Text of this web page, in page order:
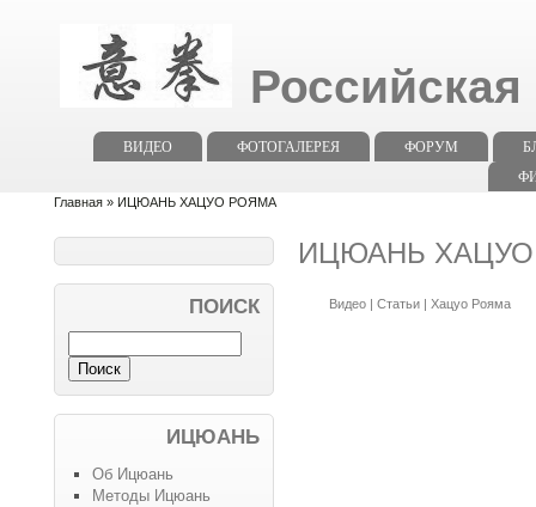
ВИДЕО ФОТОГАЛЕРЕЯ ФОРУМ
Главная » ИЦЮАНЬ ХАЦУО РОЯМА
ИЦЮАНЬ
Видео |Статьи |Хацуо Рояма
ПОИСК
ИЦЮАНЬ
Об Ицюань
Методы Ицюань